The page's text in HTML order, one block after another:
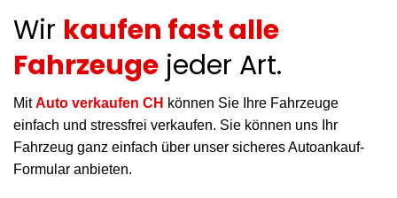
Wir kaufen fast alle
Fahrzeuge jeder Art.
MitAuto verkaufen CH können Sie Ihre Fahrzeuge
einfach und stressfrei verkaufen. Sie können uns Ihr
Fahrzeug ganz einfach über unser sicheres Autoankauf-
Formular anbieten.